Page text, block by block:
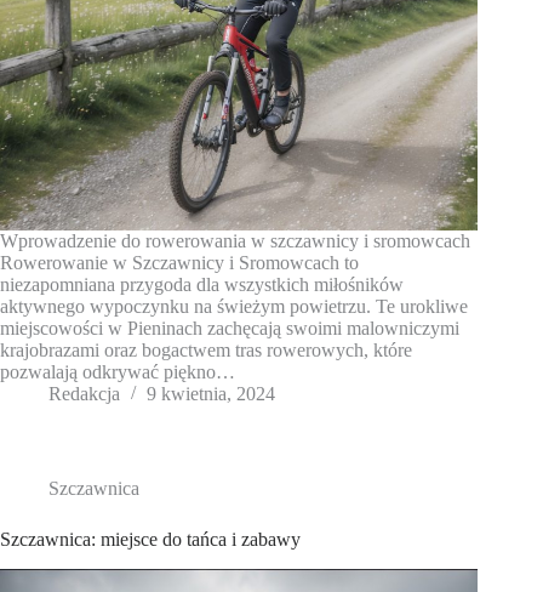
Wprowadzenie do rowerowania w szczawnicy i sromowcach
Rowerowanie w Szczawnicy i Sromowcach to
niezapomniana przygoda dla wszystkich miłośników
aktywnego wypoczynku na świeżym powietrzu. Te urokliwe
miejscowości w Pieninach zachęcają swoimi malowniczymi
krajobrazami oraz bogactwem tras rowerowych, które
pozwalają odkrywać piękno…
Redakcja
9 kwietnia, 2024
Szczawnica
Szczawnica: miejsce do tańca i zabawy